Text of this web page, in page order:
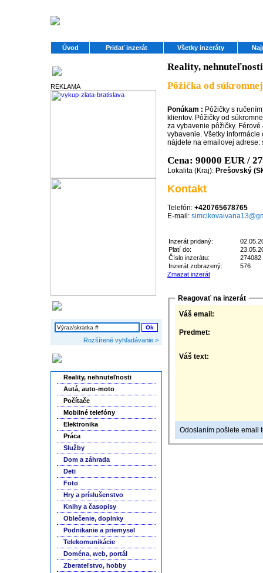
Úvod Pridať inzerát Všetky inzeráty
REKLAMA
Rozšírené vyhľadávanie >
Reality, nehnuteľnosti
Autá, auto-moto
Počítače
Mobilné telefóny
Elektronika
Práca
Služby
Dom a záhrada
Deti
Foto
Hry a príslušenstvo
Knihy a časopisy
Oblečenie, doplnky
Podnikanie a priemysel
Telekomunikácie
Doména, web, portál
Zberateľstvo, hobby
Reality, nehnuteľnosti
Pôžička od
Ponúkam : Pôžičky s
klientov. Pôžičky od
za vybavenie pôžičky.
vybavenie. Všetky
nájdete na emailovej
Cena: 90000 EUR /
Lokalita (Kraj): Prešovský
Kontakt
Telefón: +420765678765
E-mail:
Inzerát pridaný:
Platí do:
Číslo inzerátu:
274082
Inzerát zobrazený:
576
Zmazat inzerát
Reagovať na inzerát
Váš email:
Predmet:
Váš text:
Odoslaním pošlete email